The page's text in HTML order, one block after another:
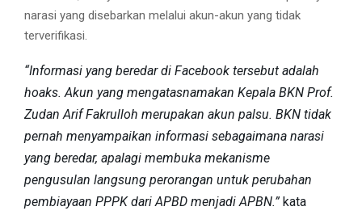
narasi yang disebarkan melalui akun-akun yang tidak
terverifikasi.
“Informasi yang beredar di Facebook tersebut adalah
hoaks. Akun yang mengatasnamakan Kepala BKN Prof.
Zudan Arif Fakrulloh merupakan akun palsu. BKN tidak
pernah menyampaikan informasi sebagaimana narasi
yang beredar, apalagi membuka mekanisme
pengusulan langsung perorangan untuk perubahan
pembiayaan PPPK dari APBD menjadi APBN.” kata